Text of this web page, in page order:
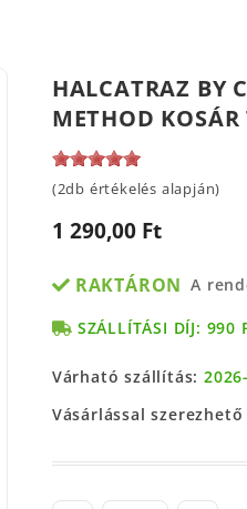
HALCATRAZ BY
METHOD KOSÁR
(2db értékelés alapján)
1 290,00 Ft
RAKTÁRON A
SZÁLLÍTÁSI DÍJ: 990
Várható szállítás:
Vásárlással